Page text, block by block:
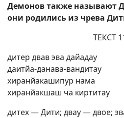
Демонов также называют
они родились из чрева
ТЕКСТ
дитер двав эва дайадау
даитйа-данава-вандитау
хиранйакашипур нама
хиранйакшаш ча киртитау
дитех — Дити; двау — двое;